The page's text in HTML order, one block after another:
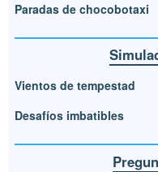
Paradas de chocobotaxi
Vientos de tempestad
Desafíos imbatibles